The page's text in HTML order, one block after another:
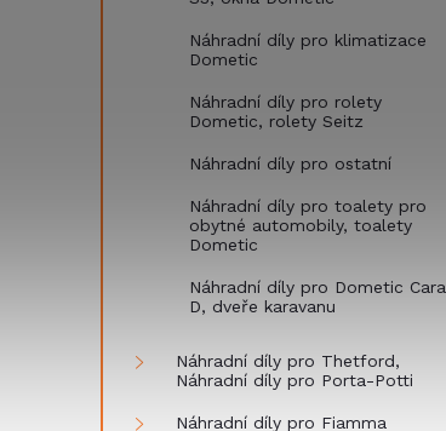
Náhradní díly pro klimatizace
Dometic
Náhradní díly pro rolety
Dometic, rolety Seitz
Náhradní díly pro ostatní
Náhradní díly pro toalety pro
obytné automobily, toalety
Dometic
Náhradní díly pro Dometic Cara
D, dveře karavanu
Náhradní díly pro Thetford,
Náhradní díly pro Porta-Potti
Náhradní díly pro Fiamma